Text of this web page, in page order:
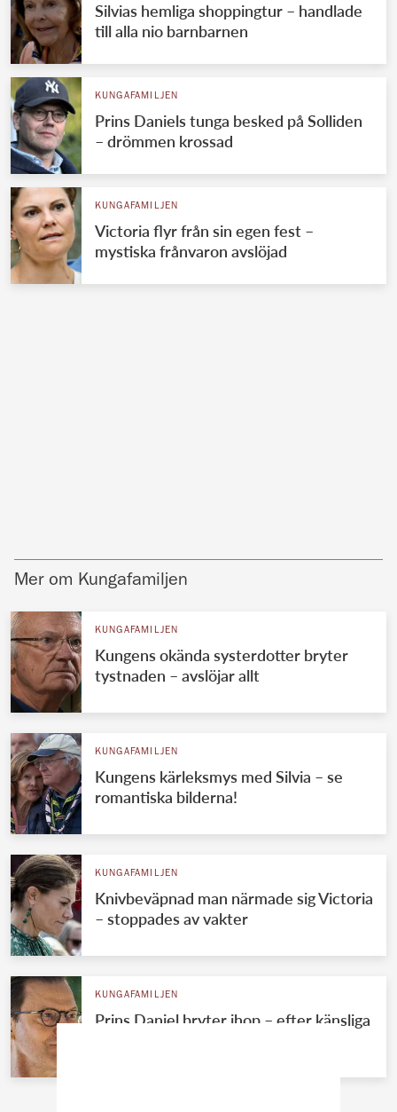
Silvias hemliga shoppingtur – handlade
till alla nio barnbarnen
KUNGAFAMILJEN
Prins Daniels tunga besked på Solliden
– drömmen krossad
KUNGAFAMILJEN
Victoria flyr från sin egen fest –
mystiska frånvaron avslöjad
Mer om Kungafamiljen
KUNGAFAMILJEN
Kungens okända systerdotter bryter
tystnaden – avslöjar allt
KUNGAFAMILJEN
Kungens kärleksmys med Silvia – se
romantiska bilderna!
KUNGAFAMILJEN
Knivbeväpnad man närmade sig Victoria
– stoppades av vakter
KUNGAFAMILJEN
Prins Daniel bryter ihop – efter känsliga